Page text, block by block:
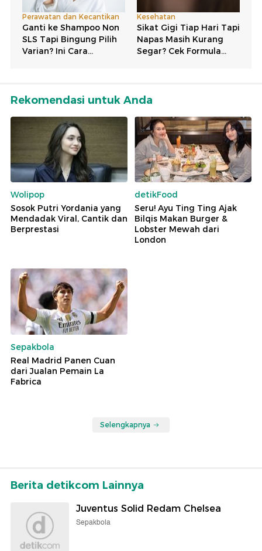
Rekomendasi untuk Anda
Wolipop
Sosok Putri Yordania yang
Mendadak Viral, Cantik dan
Berprestasi
detikFood
Seru! Ayu Ting Ting Ajak
Bilqis Makan Burger &
Lobster Mewah dari
London
Sepakbola
Real Madrid Panen Cuan
dari Jualan Pemain La
Fabrica
Selengkapnya
Berita detikcom Lainnya
Juventus Solid Redam Chelsea
Sepakbola